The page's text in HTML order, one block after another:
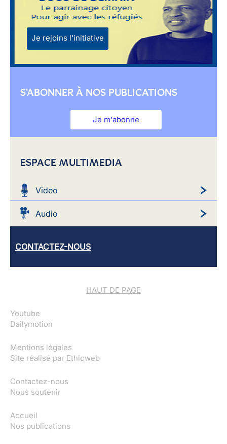
Je rejoins l'initiative
S'ABONNER À NOS PUBLICATIONS
Je m'abonne
ESPACE MULTIMEDIA
Video
Audio
CONTACTEZ-NOUS
HAUT DE PAGE
Youtube
Dailymotion
Mentions légales
Site réalisé par Ethicweb
Contactez-nous
Nous soutenir
Accueil
Nos publications